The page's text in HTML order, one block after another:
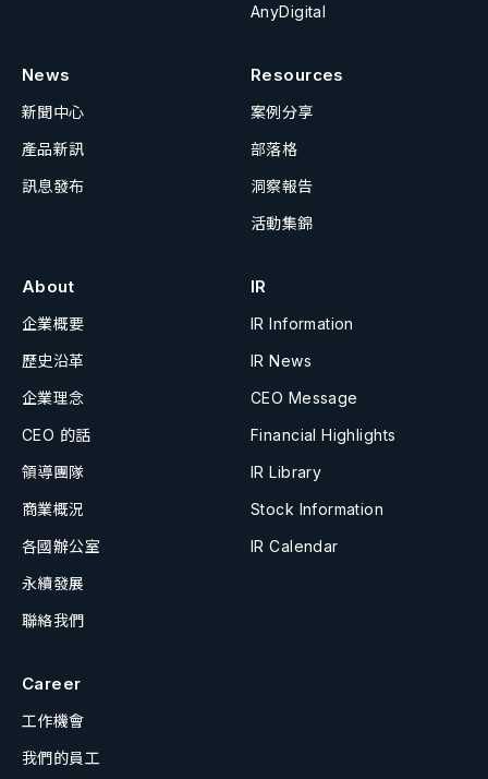
AnyDigital
News
新聞中心
產品新訊
訊息發布
Resources
案例分享
部落格
洞察報告
活動集錦
About
企業概要
歷史沿革
企業理念
CEO 的話
領導團隊
商業概況
各國辦公室
永續發展
聯絡我們
IR
IR Information
IR News
CEO Message
Financial Highlights
IR Library
Stock Information
IR Calendar
Career
工作機會
我們的員工